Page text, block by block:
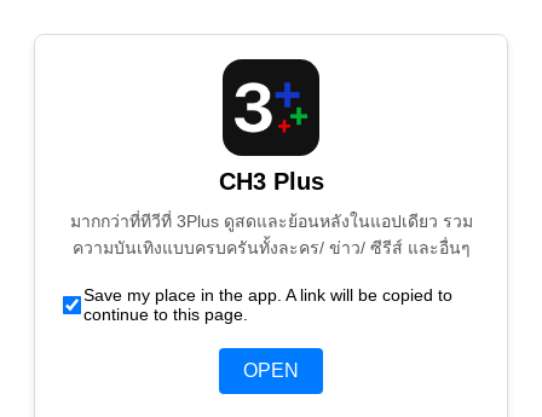
CH3 Plus
มากกว่าที่ทีวีที่ 3Plus ดูสดและย้อนหลังในแอปเดียว รวม
ความบันเทิงแบบครบครันทั้งละคร/ ข่าว/ ซีรีส์ และอื่นๆ
Save my place in the app. A link will be copied to
continue to this page.
OPEN